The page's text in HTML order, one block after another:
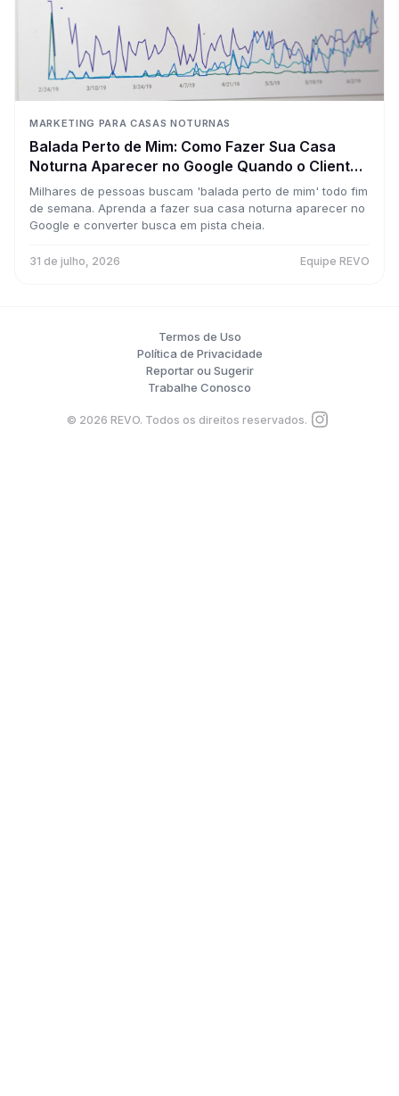
MARKETING PARA CASAS NOTURNAS
Balada Perto de Mim: Como Fazer Sua Casa
Noturna Aparecer no Google Quando o Cliente
Está Decidindo o Rolê
Milhares de pessoas buscam 'balada perto de mim' todo fim
de semana. Aprenda a fazer sua casa noturna aparecer no
Google e converter busca em pista cheia.
31 de julho, 2026 Equipe REVO
Termos de Uso
Política de Privacidade
Reportar ou Sugerir
Trabalhe Conosco
© 2026 REVO. Todos os direitos reservados.